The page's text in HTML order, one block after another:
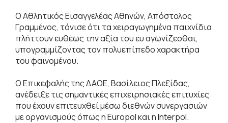
Ο Αθλητικός Εισαγγελέας Αθηνών, Απόστολος
Γραμμένος, τόνισε ότι τα χειραγωγημένα παιχνίδια
πλήττουν ευθέως την αξία του ευ αγωνίζεσθαι,
υπογραμμίζοντας τον πολυεπίπεδο χαρακτήρα
του φαινομένου.
Ο Επικεφαλής της ΔΑΟΕ, Βασίλειος Πλεξίδας,
ανέδειξε τις σημαντικές επιχειρησιακές επιτυχίες
που έχουν επιτευχθεί μέσω διεθνών συνεργασιών
με οργανισμούς όπως η Europol και η Interpol.